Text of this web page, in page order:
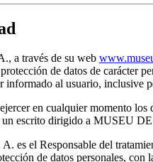
a través de su web
de datos de carácter
informado al usuario,
en cualquier momento
un escrito dirigido a MUSEU
el Responsable del
de datos personales,